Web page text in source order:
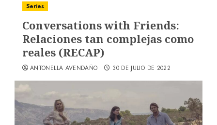
Series
Conversations with Friends:
Relaciones tan complejas como
reales (RECAP)
ANTONELLA AVENDAÑO 30 DE JULIO DE 2022